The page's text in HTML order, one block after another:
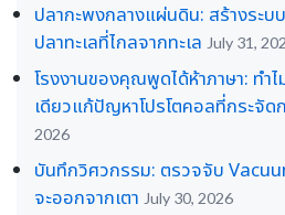
ปลากะพงกลางแผ่นดิน: สร้างระบ
ปลาทะเลที่ไกลจากทะเล July 31,
โรงงานของคุณพูดได้ห้าภาษา: ทำ
เดียวแก้ปัญหาโปรโตคอลที่กระจัด
2026
บันทึกวิศวกรรม: ตรวจจับ
จะออกจากเตา July 30, 2026